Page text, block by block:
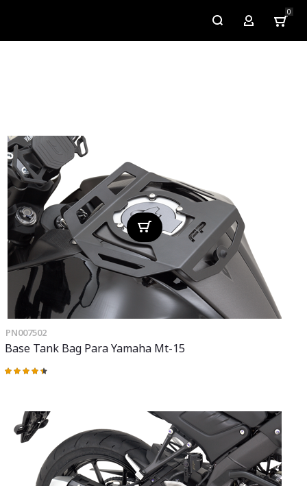
My Account
0
PN007502
Base Tank Bag Para Yamaha Mt-15
Valoración: